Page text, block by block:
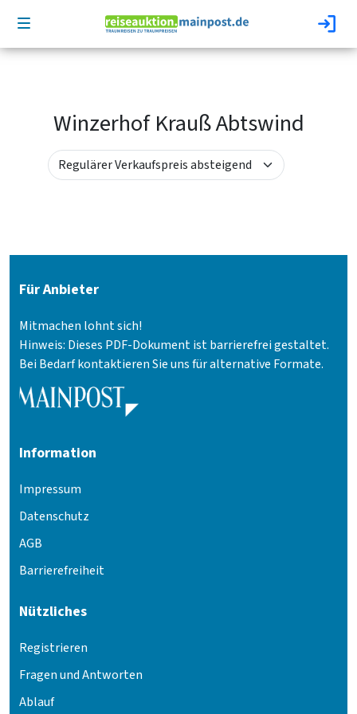
Winzerhof Krauß Abtswind
Für Anbieter
Mitmachen lohnt sich!
Hinweis: Dieses PDF-Dokument ist barrierefrei gestaltet.
Bei Bedarf kontaktieren Sie uns für alternative Formate.
Information
Impressum
Datenschutz
AGB
Barrierefreiheit
Nützliches
Registrieren
Fragen und Antworten
Ablauf